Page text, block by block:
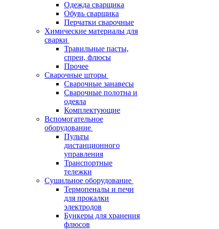
Одежда сварщика
Обувь сварщика
Перчатки сварочные
Химические материалы для
сварки
Травильные пасты,
спреи, флюсы
Прочее
Сварочные шторы
Сварочные занавесы
Сварочные полотна и
одеяла
Комплектующие
Вспомогательное
оборудование
Пульты
дистанционного
управления
Транспортные
тележки
Сушильное оборудование
Термопеналы и печи
для прокалки
электродов
Бункеры для хранения
флюсов